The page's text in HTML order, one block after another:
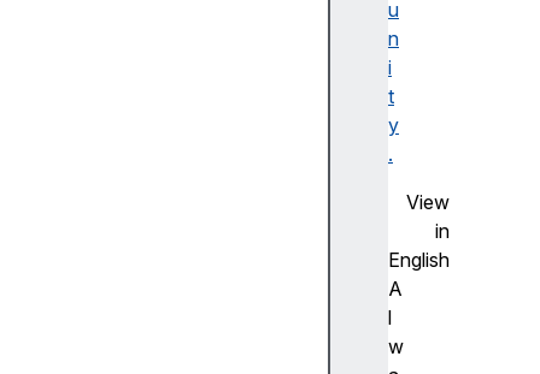
u
n
i
t
y
.
View
in
English
A
l
w